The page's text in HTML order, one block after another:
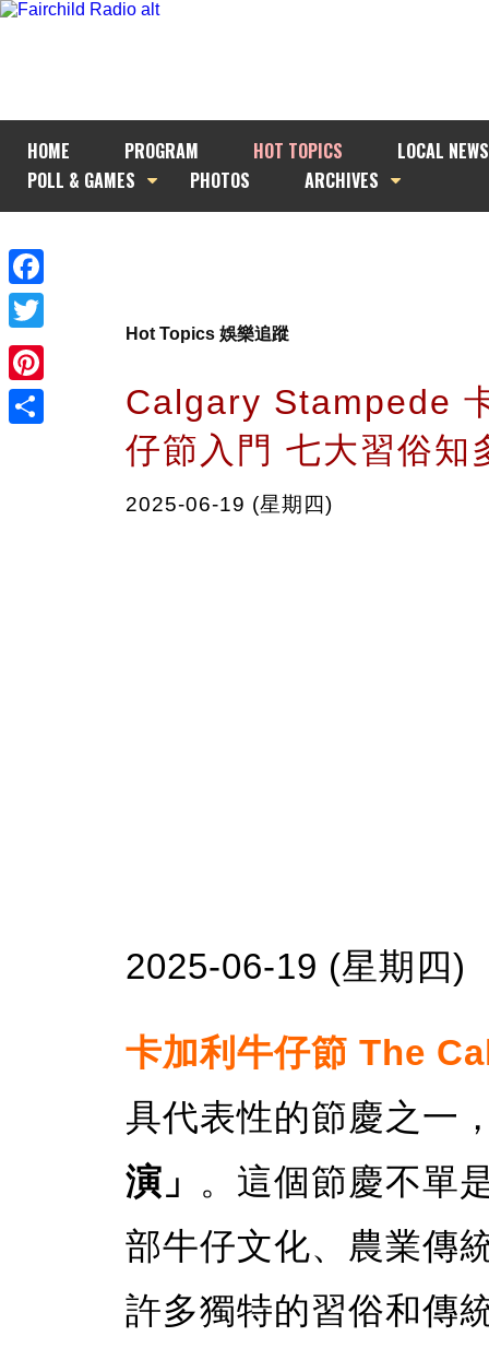
HOME PROGRAM HOT TOPICS
LOCAL NEWS
POLL & GAMES
PHOTOS ARCHIVES
Facebook
Twitter
Pinterest
Hot Topics 娛樂追蹤
Calgary Stampede
仔節入門 七大習俗知
2025-06-19 (星期四)
2025-06-19 (星期四)
卡加利牛仔節 The
具代表性的節慶之一
演」 。這個節慶不單
部牛仔文化、農業傳
許多獨特的習俗和傳